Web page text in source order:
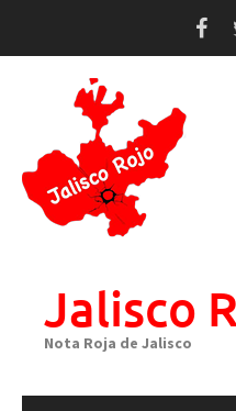
Jalisco
Nota Roja de Jalisco